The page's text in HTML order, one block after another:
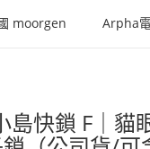
moorgen Arpha
島快鎖 F｜貓